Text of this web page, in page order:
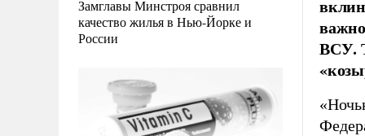
Замглавы Минстроя сравнил
качество жилья в Нью-Йорке и
России
ВСУ.